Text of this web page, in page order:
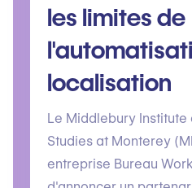
les limites de
localisation
Le Middlebury
Studies at Monterey
entreprise Bureau